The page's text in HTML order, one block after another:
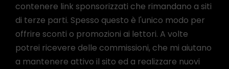
contenere link sponsorizzati che rimandano a siti
di terze parti. Spesso questo è l'unico modo per
offrire sconti o promozioni ai lettori. A volte
potrei ricevere delle commissioni, che mi aiutano
a mantenere attivo il sito ed a realizzare nuovi